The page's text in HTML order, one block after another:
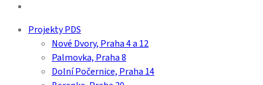
Close Projekty PDS
Nové Dvory, Praha 4 a 12
Palmovka, Praha 8
Dolní Počernice, Praha 14